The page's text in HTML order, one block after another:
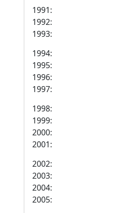
1991:
1992:
1993:
1994:
1995:
1996:
1997:
1998:
1999:
2000:
2001:
2002:
2003:
2004:
2005: